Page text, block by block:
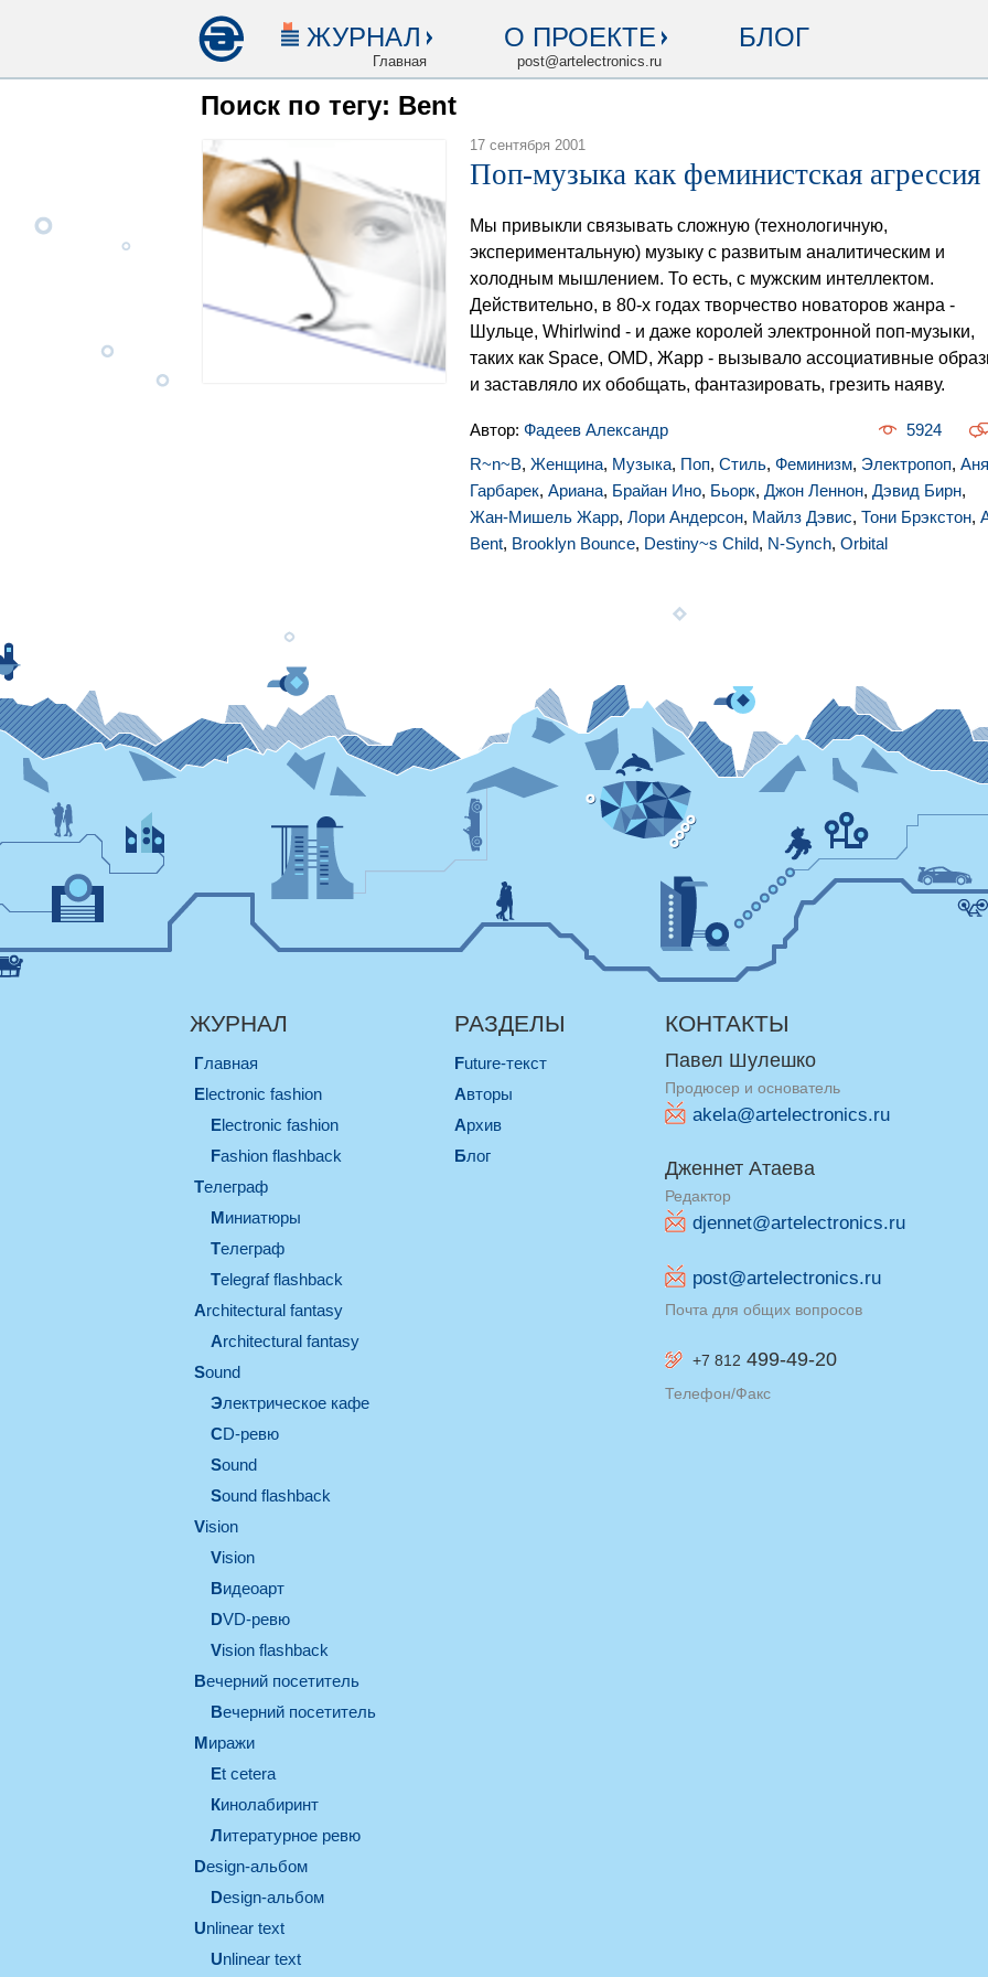
ЖУРНАЛ
Главная
О ПРОЕКТЕ
post@artelectronics.ru
БЛОГ
Поиск по тегу: Bent
17 сентября 2001
Поп-музыка как феминистская агрессия
Мы привыкли связывать сложную (технологичную,
экспериментальную) музыку с развитым аналитическим и
холодным мышлением. То есть, с мужским интеллектом.
Действительно, в 80-х годах творчество новаторов жанра -
Шульце, Whirlwind - и даже королей электронной поп-музыки,
таких как Space, OMD, Жарр - вызывало ассоциативные
и заставляло их обобщать, фантазировать, грезить наяву.
Автор: Фадеев Александр
5924
R~n~B, Женщина, Музыка, Поп, Стиль, Феминизм, Электропоп, Аня
Гарбарек, Ариана, Брайан Ино, Бьорк, Джон Леннон, Дэвид Бирн,
Жан-Мишель Жарр, Лори Андерсон, Майлз Дэвис, Тони Брэкстон,
Bent, Brooklyn Bounce, Destiny~s Child, N-Synch, Orbital
ЖУРНАЛ
Главная
electronic fashion
electronic fashion
Fashion flashback
телеграф
миниатюры
телеграф
Telegraf flashback
architectural fantasy
architectural fantasy
sound
электрическое кафе
CD-ревю
sound
Sound flashback
vision
vision
видеоарт
DVD-ревю
Vision flashback
вечерний посетитель
вечерний посетитель
миражи
et cetera
кинолабиринт
литературное ревю
design-альбом
design-альбом
unlinear text
Unlinear text
РАЗДЕЛЫ
Future-текст
Авторы
Архив
Блог
КОНТАКТЫ
Павел Шулешко
Продюсер и основатель
akela@artelectronics.ru
Дженнет Атаева
Редактор
djennet@artelectronics.ru
post@artelectronics.ru
Почта для общих вопросов
+7 812 499-49-20
Телефон/Факс